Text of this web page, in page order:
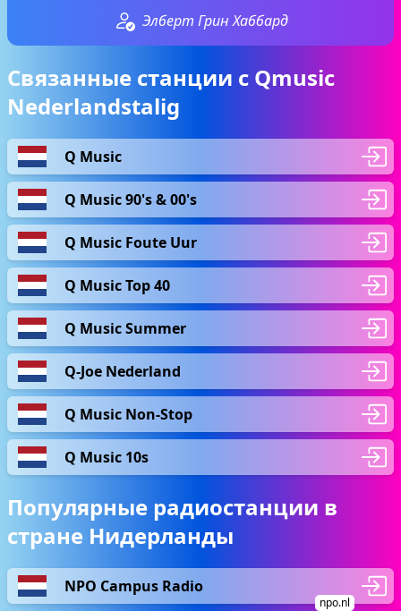
Элберт Грин Хаббард
Связанные станции с Qmusic
Nederlandstalig
Q Music
Q Music 90's & 00's
Q Music Foute Uur
Q Music Top 40
Q Music Summer
Q-Joe Nederland
Q Music Non-Stop
Q Music 10s
Популярные радиостанции в
стране Нидерланды
NPO Campus Radio
npo.nl